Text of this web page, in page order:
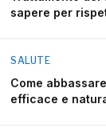
sapere per
SALUTE
Come
efficace e